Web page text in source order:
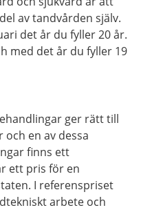
av tandvården själv.
det år du fyller 20 år.
med det år du fyller 19
ger rätt till
en av dessa
finns ett
ett pris för en
I referenspriset
arbete och